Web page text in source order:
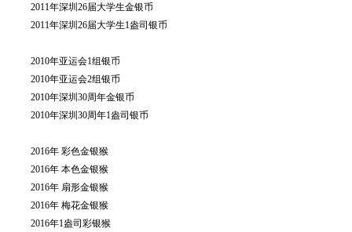
2011年深圳26届大学生金银币
2011年深圳26届大学生1盎司银币
2010年亚运会1组银币
2010年亚运会2组银币
2010年深圳30周年金银币
2010年深圳30周年1盎司银币
2016年 彩色金银猴
2016年 本色金银猴
2016年 扇形金银猴
2016年 梅花金银猴
2016年1盎司彩银猴